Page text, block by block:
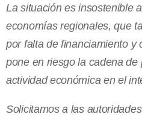
La situación es insostenible
economías regionales, que
por falta de financiamiento y
pone en riesgo la cadena de
actividad económica en el
Solicitamos a las